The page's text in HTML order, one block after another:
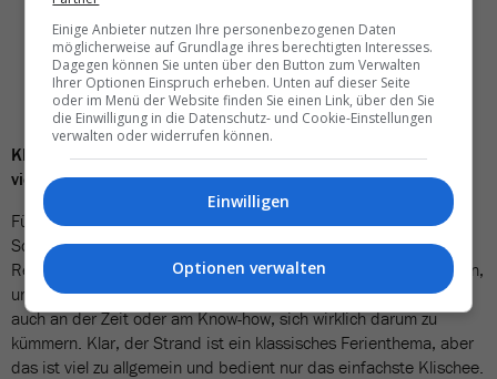
Muscheln und Sand im
Schaufenster ein absolutes
No-Go»
Kleine Reisebüros dekorieren oft mit Muscheln, Sand und
vielleicht noch einem Liegestuhl. Was halten Sie davon?
Für mich sind Feriensouvenirs wie Muscheln und Sand im
Schaufenster ein absolutes No-Go. Das Problem ist, dass viele
Reisebüros nicht über genügend hochwertiges Material verfügen,
um ihre Auslage ansprechend zu gestalten. Natürlich fehlt es oft
auch an der Zeit oder am Know-how, sich wirklich darum zu
kümmern. Klar, der Strand ist ein klassisches Ferienthema, aber
das ist viel zu allgemein und bedient nur das einfachste Klischee.
Einige Anbieter nutzen Ihre personenbezogenen Daten
möglicherweise auf Grundlage ihres berechtigten Interesses.
Dagegen können Sie unten über den Button zum Verwalten
Ihrer Optionen Einspruch erheben. Unten auf dieser Seite
oder im Menü der Website finden Sie einen Link, über den Sie
die Einwilligung in die Datenschutz- und Cookie-Einstellungen
verwalten oder widerrufen können.
Einwilligen
Optionen verwalten